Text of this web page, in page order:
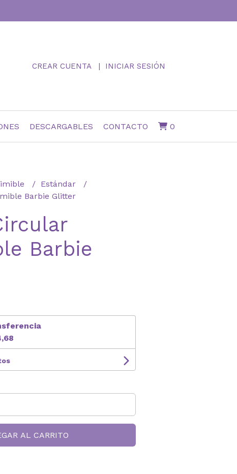
CREAR CUENTA INICIAR SESIÓN
DESCARGABLES CONTACTO 0
Estándar
Barbie Glitter
Barbie
AL CARRITO